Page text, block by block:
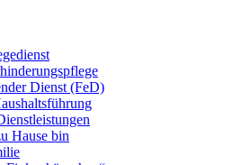
Dienst (FeD)
Hause bin